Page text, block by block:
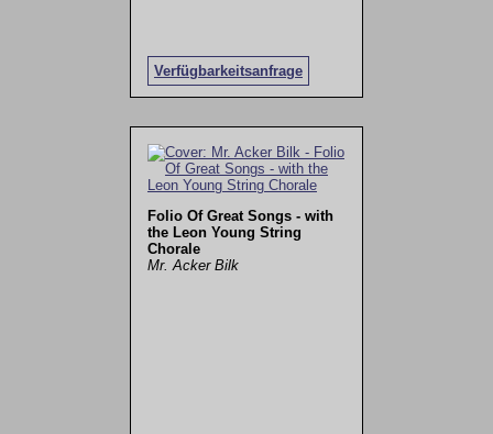
Verfügbarkeitsanfrage
Folio Of Great Songs - with
the Leon Young String
Chorale
Mr. Acker Bilk